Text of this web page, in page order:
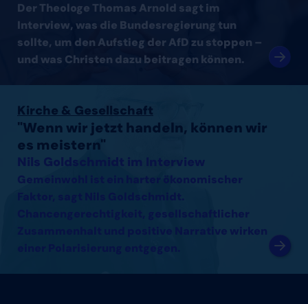
Der Theologe Thomas Arnold sagt im
Interview, was die Bundesregierung tun
sollte, um den Aufstieg der AfD zu stoppen –
und was Christen dazu beitragen können.
Kirche & Gesellschaft
"Wenn wir jetzt handeln, können wir
es meistern"
Nils Goldschmidt im Interview
Gemeinwohl ist ein harter ökonomischer
Chancengerechtigkeit, gesellschaftlicher
Zusammenhalt und positive Narrative wirken
einer Polarisierung entgegen.